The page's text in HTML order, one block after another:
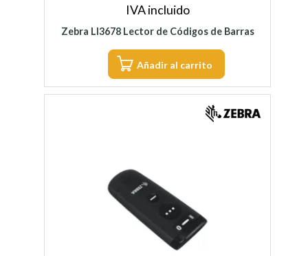
IVA incluido
Zebra LI3678 Lector de Códigos de Barras
Añadir al carrito